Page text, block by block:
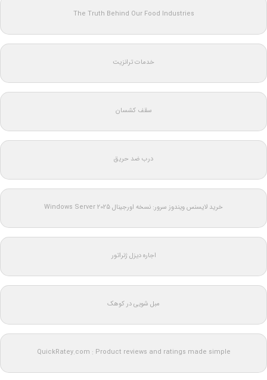
The Truth Behind Our Food Industries
خدمات ترانزیت
سقف کشسان
درب ضد حریق
خرید لایسنس ویندوز سرور: نسخه اورجینال Windows Server 2025
اجاره دیزل ژنراتور
مبل شویی در کوهک
QuickRatey.com : Product reviews and ratings made simple